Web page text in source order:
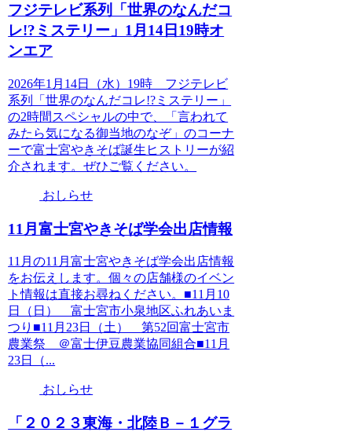
フジテレビ系列「世界のなんだコ
レ!?ミステリー」1月14日19時オ
ンエア
2026年1月14日（水）19時 フジテレビ
系列「世界のなんだコレ!?ミステリー」
の2時間スペシャルの中で、「言われて
みたら気になる御当地のなぞ」のコーナ
ーで富士宮やきそば誕生ヒストリーが紹
介されます。ぜひご覧ください。
おしらせ
11月富士宮やきそば学会出店情報
11月の11月富士宮やきそば学会出店情報
をお伝えします。個々の店舗様のイベン
ト情報は直接お尋ねください。■11月10
日（日） 富士宮市小泉地区ふれあいま
つり■11月23日（土） 第52回富士宮市
農業祭 ＠富士伊豆農業協同組合■11月
23日（...
おしらせ
「２０２３東海・北陸Ｂ－１グラ